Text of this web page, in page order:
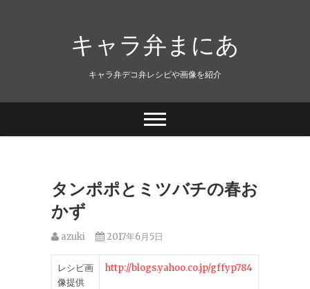
キャラ弁まにあ
キャラ弁デコ弁レシピや画像を紹介
タンポポとミツバチの春お
かず
azuki 2017年6月5日
レシピ画
像提供
http://blogs.yahoo.co.jp/gffyp784